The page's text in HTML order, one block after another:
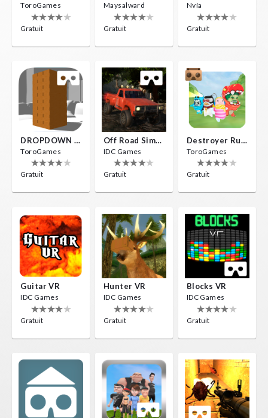
ToroGames
Gratuit
Maysalward
Gratuit
Nvía
Gratuit
DROPDOWN VR
ToroGames
Gratuit
Off Road Simulator VR
IDC Games
Gratuit
Destroyer Run VR
ToroGames
Gratuit
Guitar VR
IDC Games
Gratuit
Hunter VR
IDC Games
Gratuit
Blocks VR
IDC Games
Gratuit